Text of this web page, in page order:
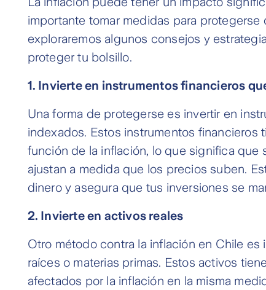
importante tomar medidas para protegerse
exploraremos algunos consejos y
proteger tu bolsillo.
1. Invierte en instrumentos financieros
Una forma de protegerse es invertir en
indexados. Estos instrumentos financieros
función de la inflación, lo que significa que
ajustan a medida que los precios suben.
dinero y asegura que tus inversiones se
2. Invierte en activos reales
Otro método contra la inflación en Chile
raíces o materias primas. Estos activos
afectados por la inflación en la misma